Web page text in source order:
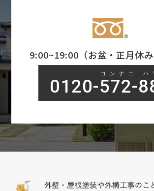
9:00~19:00（お盆・正月休み
コンナニ ハ
0120-572-